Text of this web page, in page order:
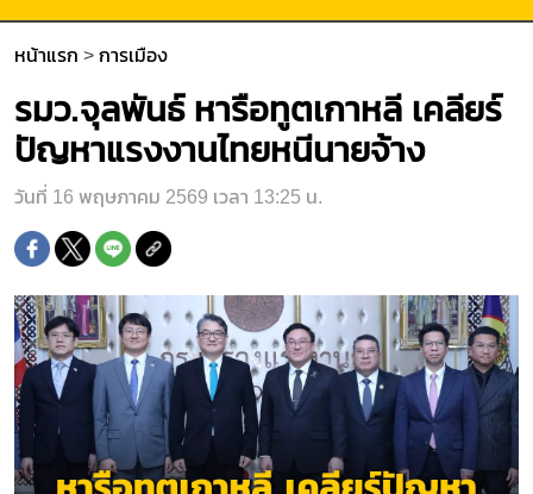
หน้าแรก > การเมือง
รมว.จุลพันธ์ หารือทูตเกาหลี เคลียร์
ปัญหาแรงงานไทยหนีนายจ้าง
วันที่ 16 พฤษภาคม 2569 เวลา 13:25 น.